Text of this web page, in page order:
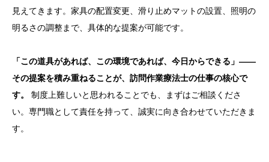
見えてきます。家具の配置変更、滑り止めマットの設置、照明の
明るさの調整まで、具体的な提案が可能です。
「この道具があれば、この環境であれば、今日からできる」——
その提案を積み重ねることが、訪問作業療法士の仕事の核心で
す。
制度上難しいと思われることでも、まずはご相談くださ
い。専門職として責任を持って、誠実に向き合わせていただきま
す。